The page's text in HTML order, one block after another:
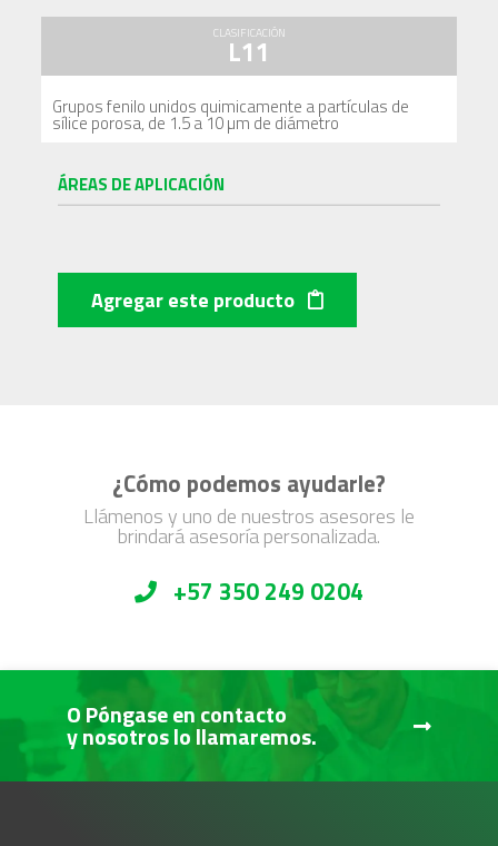
CLASIFICACIÓN
L11
Grupos fenilo unidos quimicamente a partículas de
sílice porosa, de 1.5 a 10 µm de diámetro
ÁREAS DE APLICACIÓN
Agregar este producto
¿Cómo podemos ayudarle?
Llámenos y uno de nuestros asesores le
brindará asesoría personalizada.
+57 350 249 0204
O Póngase en contacto
y nosotros lo llamaremos.